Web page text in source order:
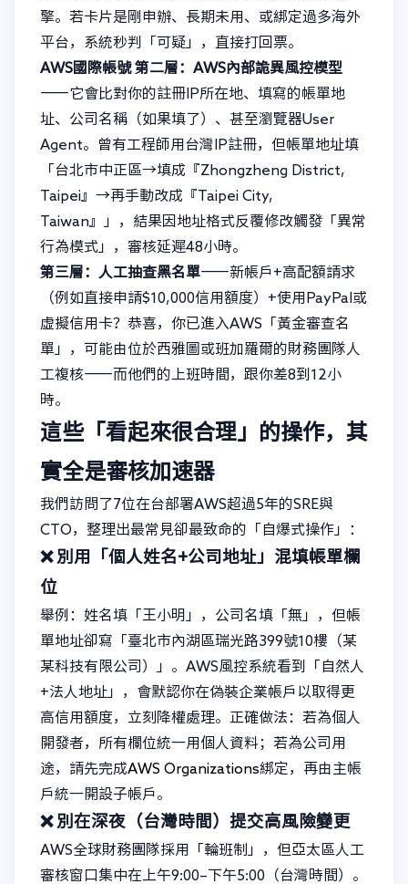
擎。若卡片是剛申辦、長期未用、或綁定過多海外
平台，系統秒判「可疑」，直接打回票。
AWS國際帳號 第二層：AWS內部詭異風控模型
——它會比對你的註冊IP所在地、填寫的帳單地
址、公司名稱（如果填了）、甚至瀏覽器User
Agent。曾有工程師用台灣IP註冊，但帳單地址填
「台北市中正區→填成『Zhongzheng District,
Taipei』→再手動改成『Taipei City,
Taiwan』」，結果因地址格式反覆修改觸發「異常
行為模式」，審核延遲48小時。
第三層：人工抽查黑名單——新帳戶+高配額請求
（例如直接申請$10,000信用額度）+使用PayPal或
虛擬信用卡？恭喜，你已進入AWS「黃金審查名
單」，可能由位於西雅圖或班加羅爾的財務團隊人
工複核——而他們的上班時間，跟你差8到12小
時。
這些「看起來很合理」的操作，其
實全是審核加速器
我們訪問了7位在台部署AWS超過5年的SRE與
CTO，整理出最常見卻最致命的「自爆式操作」：
❌ 別用「個人姓名+公司地址」混填帳單欄
位
舉例：姓名填「王小明」，公司名填「無」，但帳
單地址卻寫「臺北市內湖區瑞光路399號10樓（某
某科技有限公司）」。AWS風控系統看到「自然人
+法人地址」，會默認你在偽裝企業帳戶以取得更
高信用額度，立刻降權處理。正確做法：若為個人
開發者，所有欄位統一用個人資料；若為公司用
途，請先完成AWS Organizations綁定，再由主帳
戶統一開設子帳戶。
❌ 別在深夜（台灣時間）提交高風險變更
AWS全球財務團隊採用「輪班制」，但亞太區人工
審核窗口集中在上午9:00–下午5:00（台灣時間）。